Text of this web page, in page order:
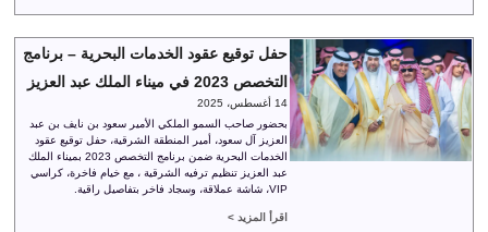
حفل توقيع عقود الخدمات البحرية – برنامج
التخصص 2023 في ميناء الملك عبد العزيز
14 أغسطس، 2025
بحضور صاحب السمو الملكي الأمير سعود بن نايف بن عبد
العزيز آل سعود، أمير المنطقة الشرقية، حفل توقيع عقود
الخدمات البحرية ضمن برنامج التخصص 2023 بميناء الملك
عبد العزيز تنظيم ترفيه الشرقية ، مع خيام فاخرة، كراسي
VIP، شاشة عملاقة، وسجاد فاخر بتفاصيل راقية.
اقرأ المزيد >